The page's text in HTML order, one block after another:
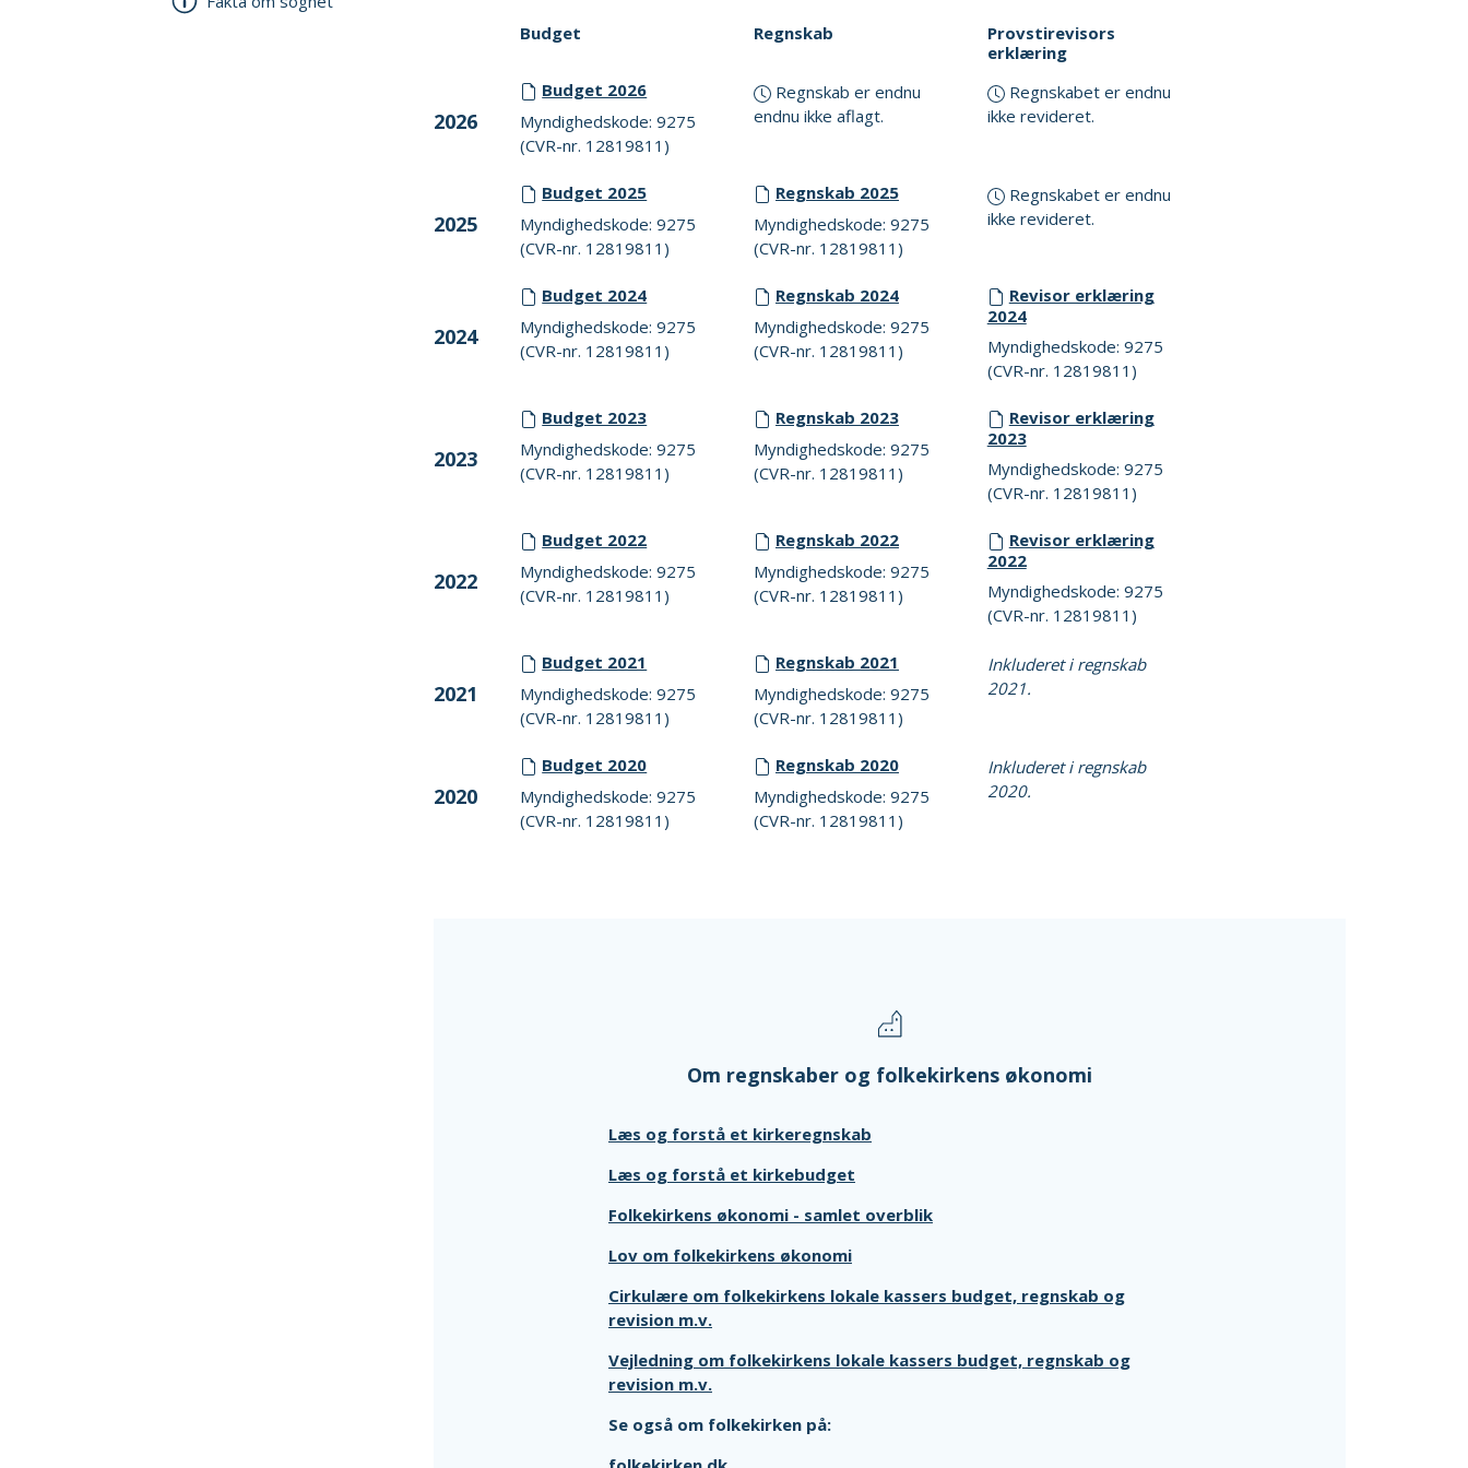
Budget Regnskab
Provstirevisors
erklæring
2026
Budget 2026
Myndighedskode: 9275
(CVR-nr. 12819811)
Regnskab er endnu
endnu ikke aflagt.
Regnskabet er endnu
ikke revideret.
2025
Budget 2025
Myndighedskode: 9275
(CVR-nr. 12819811)
Regnskab 2025
Myndighedskode: 9275
(CVR-nr. 12819811)
Regnskabet er endnu
ikke revideret.
2024
Budget 2024
Myndighedskode: 9275
(CVR-nr. 12819811)
Regnskab 2024
Myndighedskode: 9275
(CVR-nr. 12819811)
Revisor erklæring
2024
Myndighedskode: 9275
(CVR-nr. 12819811)
2023
Budget 2023
Myndighedskode: 9275
(CVR-nr. 12819811)
Regnskab 2023
Myndighedskode: 9275
(CVR-nr. 12819811)
Revisor erklæring
2023
Myndighedskode: 9275
(CVR-nr. 12819811)
2022
Budget 2022
Myndighedskode: 9275
(CVR-nr. 12819811)
Regnskab 2022
Myndighedskode: 9275
(CVR-nr. 12819811)
Revisor erklæring
2022
Myndighedskode: 9275
(CVR-nr. 12819811)
2021
Budget 2021
Myndighedskode: 9275
(CVR-nr. 12819811)
Regnskab 2021
Myndighedskode: 9275
(CVR-nr. 12819811)
Inkluderet i regnskab
2021.
2020
Budget 2020
Myndighedskode: 9275
(CVR-nr. 12819811)
Regnskab 2020
Myndighedskode: 9275
(CVR-nr. 12819811)
Inkluderet i regnskab
2020.
Om regnskaber og folkekirkens økonomi
Læs og forstå et kirkeregnskab
Læs og forstå et kirkebudget
Folkekirkens økonomi - samlet overblik
Lov om folkekirkens økonomi
Cirkulære om folkekirkens lokale kassers budget, regnskab og
revision m.v.
Vejledning om folkekirkens lokale kassers budget, regnskab og
revision m.v.
Se også om folkekirken på: